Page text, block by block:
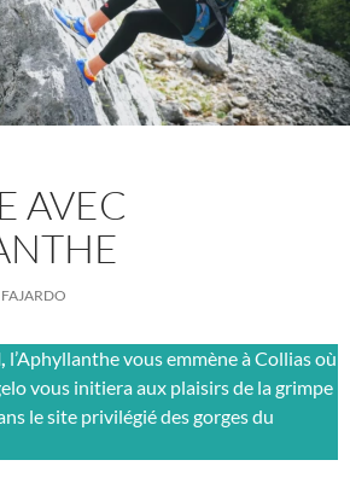
AVEC
l’Aphyllanthe vous emmène à Collias où
vous initiera aux plaisirs de la grimpe
le site privilégié des gorges du